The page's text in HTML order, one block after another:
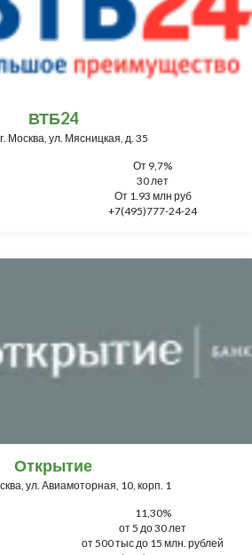
ВТБ24
Москва, ул. Мясницкая, д. 35
От 9,7%
30 лет
От 1.93 млн руб
+7(495)777-24-24
Открытие
ул. Авиамоторная, 10, корп. 1
11,30%
от 5 до 30 лет
от 500 тыс до 15 млн. рублей